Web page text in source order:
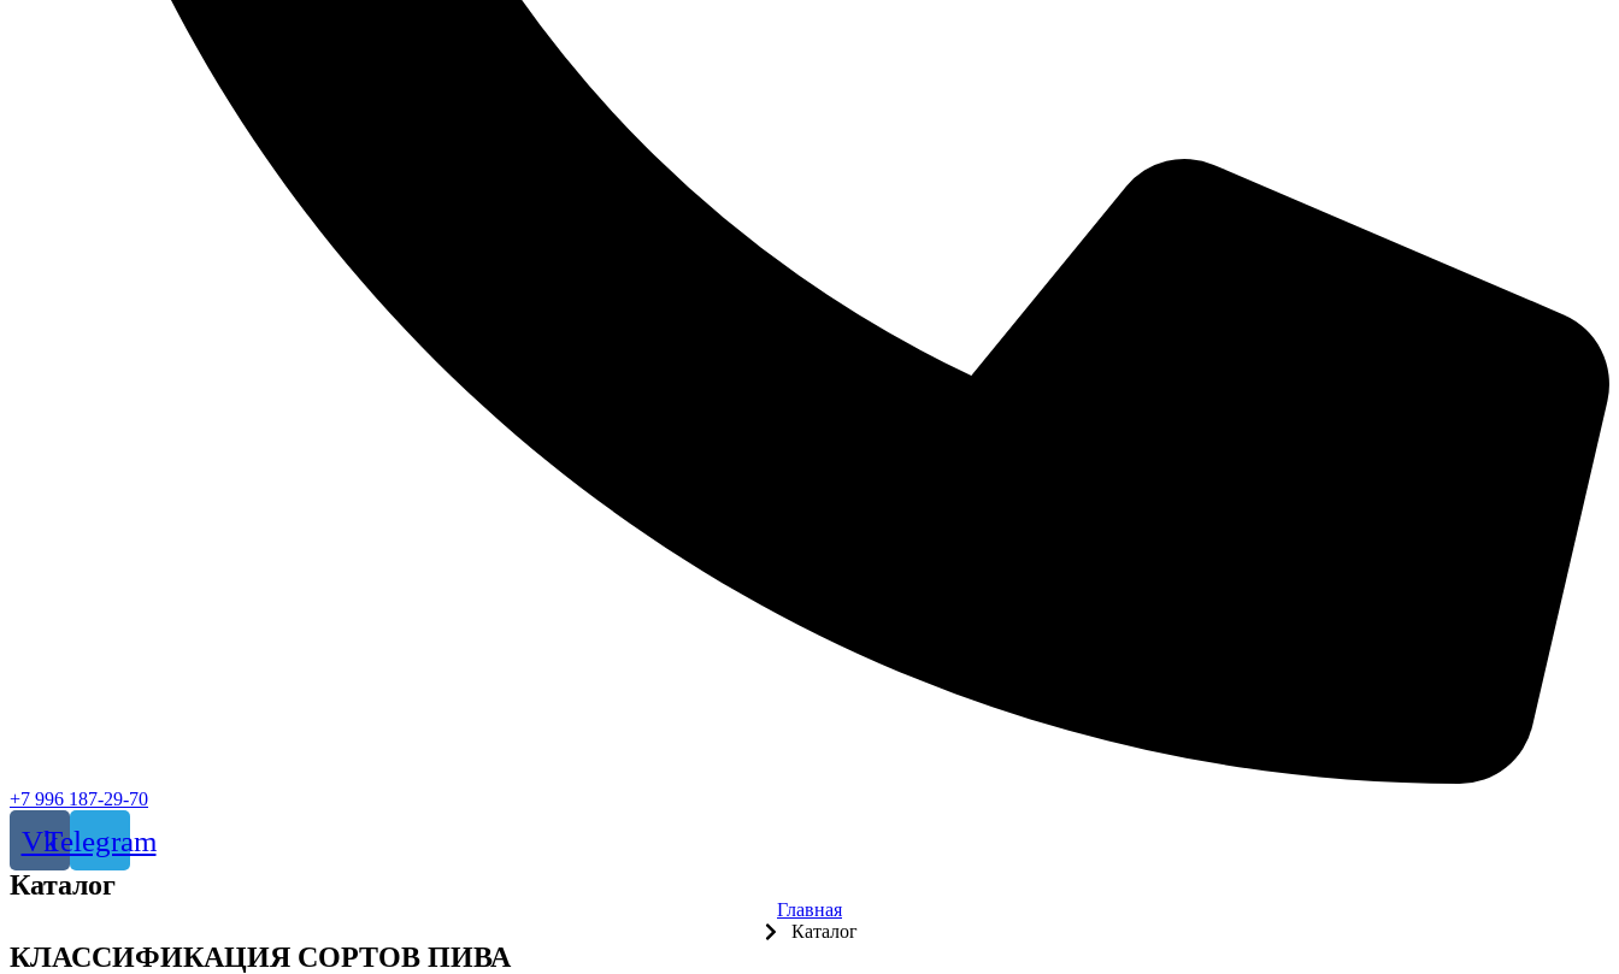
‎+7 996 187-29-70
VkTelegram
Каталог
Главная
Каталог
КЛАССИФИКАЦИЯ СОРТОВ ПИВА